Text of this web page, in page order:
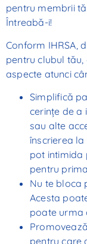
pentru membrii
Întreabă-i!
Conform IHRSA,
pentru clubul
aspecte atunci
Simplifică
cerințe de a
sau alte
înscrierea
pot intimida
pentru
Nu te bloca
Acesta
poate urma
pentru care